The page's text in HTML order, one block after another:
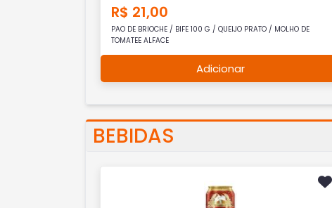
R$ 21,00
PAO DE BRIOCHE / BIFE 100 G / QUEIJO PRATO / MOLHO DE
TOMATEE ALFACE
Adicionar
BEBIDAS